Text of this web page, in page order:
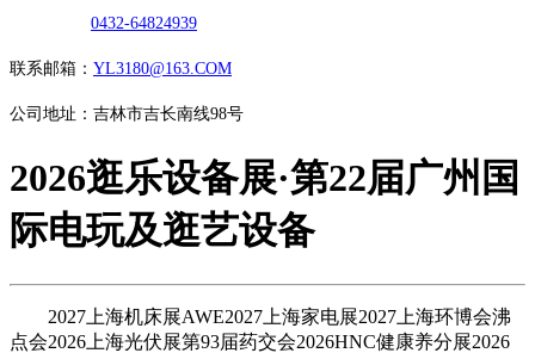
0432-64824939
联系邮箱： YL3180@163.COM
公司地址：吉林市吉长南线98号
2026逛乐设备展·第22届广州国
际电玩及逛艺设备
2027上海机床展AWE2027上海家电展2027上海环博会沸
点会2026上海光伏展第93届药交会2026HNC健康养分展2026